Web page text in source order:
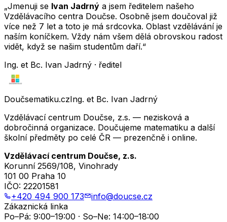
„Jmenuji se Ivan Jadrný a jsem ředitelem našeho
Vzdělávacího centra Doučse. Osobně jsem doučoval již
více než 7 let a toto je má srdcovka. Oblast vzdělávání je
naším koníčkem. Vždy nám všem dělá obrovskou radost
vidět, když se našim studentům daří.“
Ing. et Bc. Ivan Jadrný · ředitel
Doučsematiku.czIng. et Bc. Ivan Jadrný
Vzdělávací centrum Doučse, z.s. — nezisková a
dobročinná organizace. Doučujeme matematiku a další
školní předměty po celé ČR — prezenčně i online.
Vzdělávací centrum Doučse, z.s.
Korunní 2569/108, Vinohrady
101 00 Praha 10
IČO: 22201581
+420 494 900 173
info@doucse.cz
Zákaznická linka
Po–Pá: 9:00–19:00 · So–Ne: 14:00–18:00